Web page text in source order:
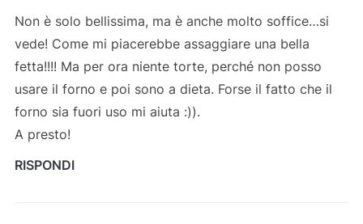
Non è solo bellissima, ma è anche molto soffice…si
vede! Come mi piacerebbe assaggiare una bella
fetta!!!! Ma per ora niente torte, perché non posso
usare il forno e poi sono a dieta. Forse il fatto che il
forno sia fuori uso mi aiuta :)).
A presto!
RISPONDI